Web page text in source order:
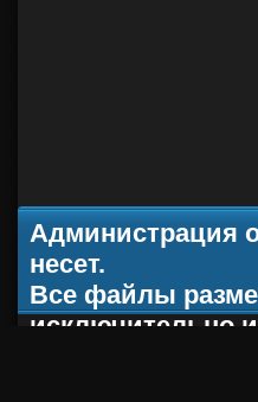
Администрация
несет.
Все файлы
исключительно